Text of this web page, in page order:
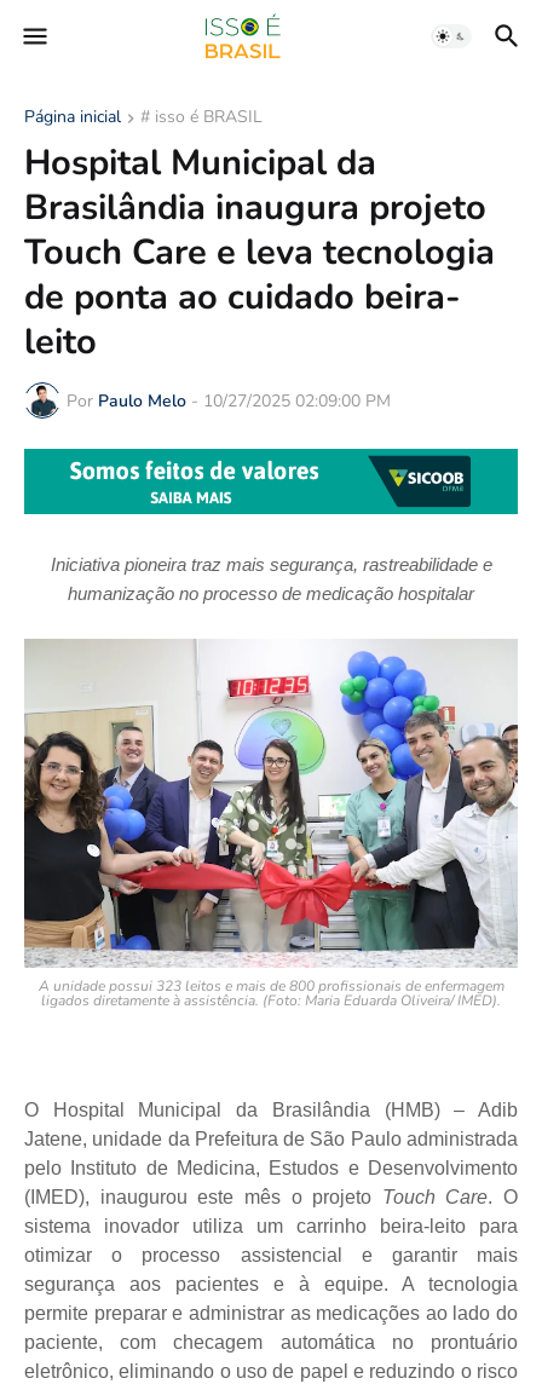
Página inicial # isso é BRASIL
Hospital Municipal da
Brasilândia inaugura projeto
Touch Care e leva tecnologia
de ponta ao cuidado beira-
leito
Por Paulo Melo - 10/27/2025 02:09:00 PM
Iniciativa pioneira traz mais segurança, rastreabilidade e
humanização no processo de medicação hospitalar
A unidade possui 323 leitos e mais de 800 profissionais de enfermagem
ligados diretamente à assistência. (Foto: Maria Eduarda Oliveira/ IMED).
O Hospital Municipal da Brasilândia (HMB) – Adib
Jatene, unidade da Prefeitura de São Paulo administrada
pelo Instituto de Medicina, Estudos e Desenvolvimento
(IMED), inaugurou este mês o projeto Touch Care. O
sistema inovador utiliza um carrinho beira-leito para
otimizar o processo assistencial e garantir mais
segurança aos pacientes e à equipe. A tecnologia
permite preparar e administrar as medicações ao lado do
paciente, com checagem automática no prontuário
eletrônico, eliminando o uso de papel e reduzindo o risco